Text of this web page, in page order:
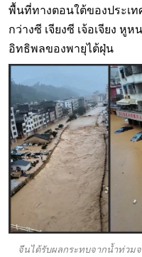
พื้นที่ทางตอนใต้ของประเ
กว่างซี เจียงซี เจ้อเจียง หู
อิทธิพลของพายุไต้ฝุ่น
จีนได้รับผลกระทบจากน้ำท่วม